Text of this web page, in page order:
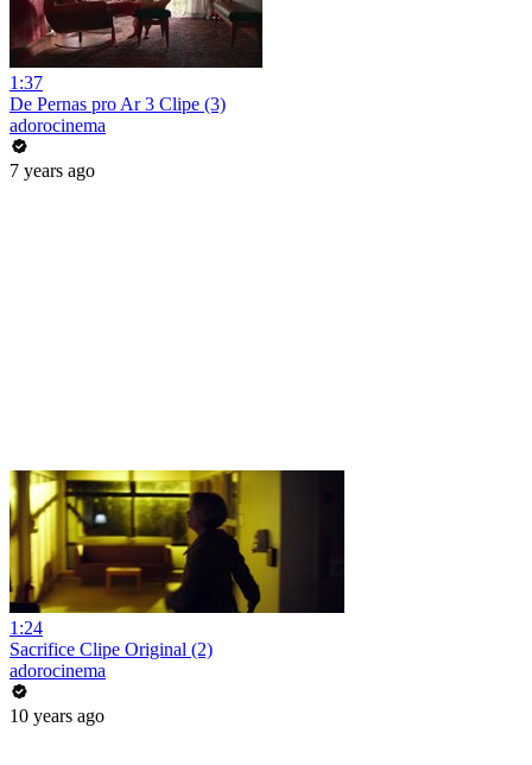
1:37
De Pernas pro Ar 3 Clipe (3)
adorocinema
7 years ago
1:24
Sacrifice Clipe Original (2)
adorocinema
10 years ago